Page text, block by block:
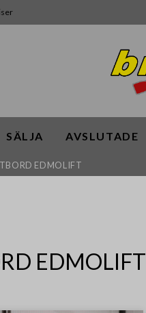
SÄLJA AVSLUTADE
EDMOLIFT
EDMOLIFT